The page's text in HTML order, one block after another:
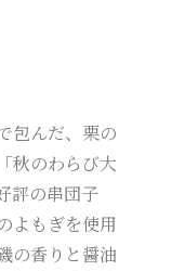
包んだ、栗の
秋のわらび大
評の串団子
よもぎを使用
の香りと醤油